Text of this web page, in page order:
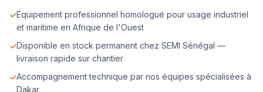
Équipement professionnel homologué pour usage industriel
et maritime en Afrique de l'Ouest
Disponible en stock permanent chez SEMI Sénégal —
livraison rapide sur chantier
Accompagnement technique par nos équipes spécialisées à
Dakar